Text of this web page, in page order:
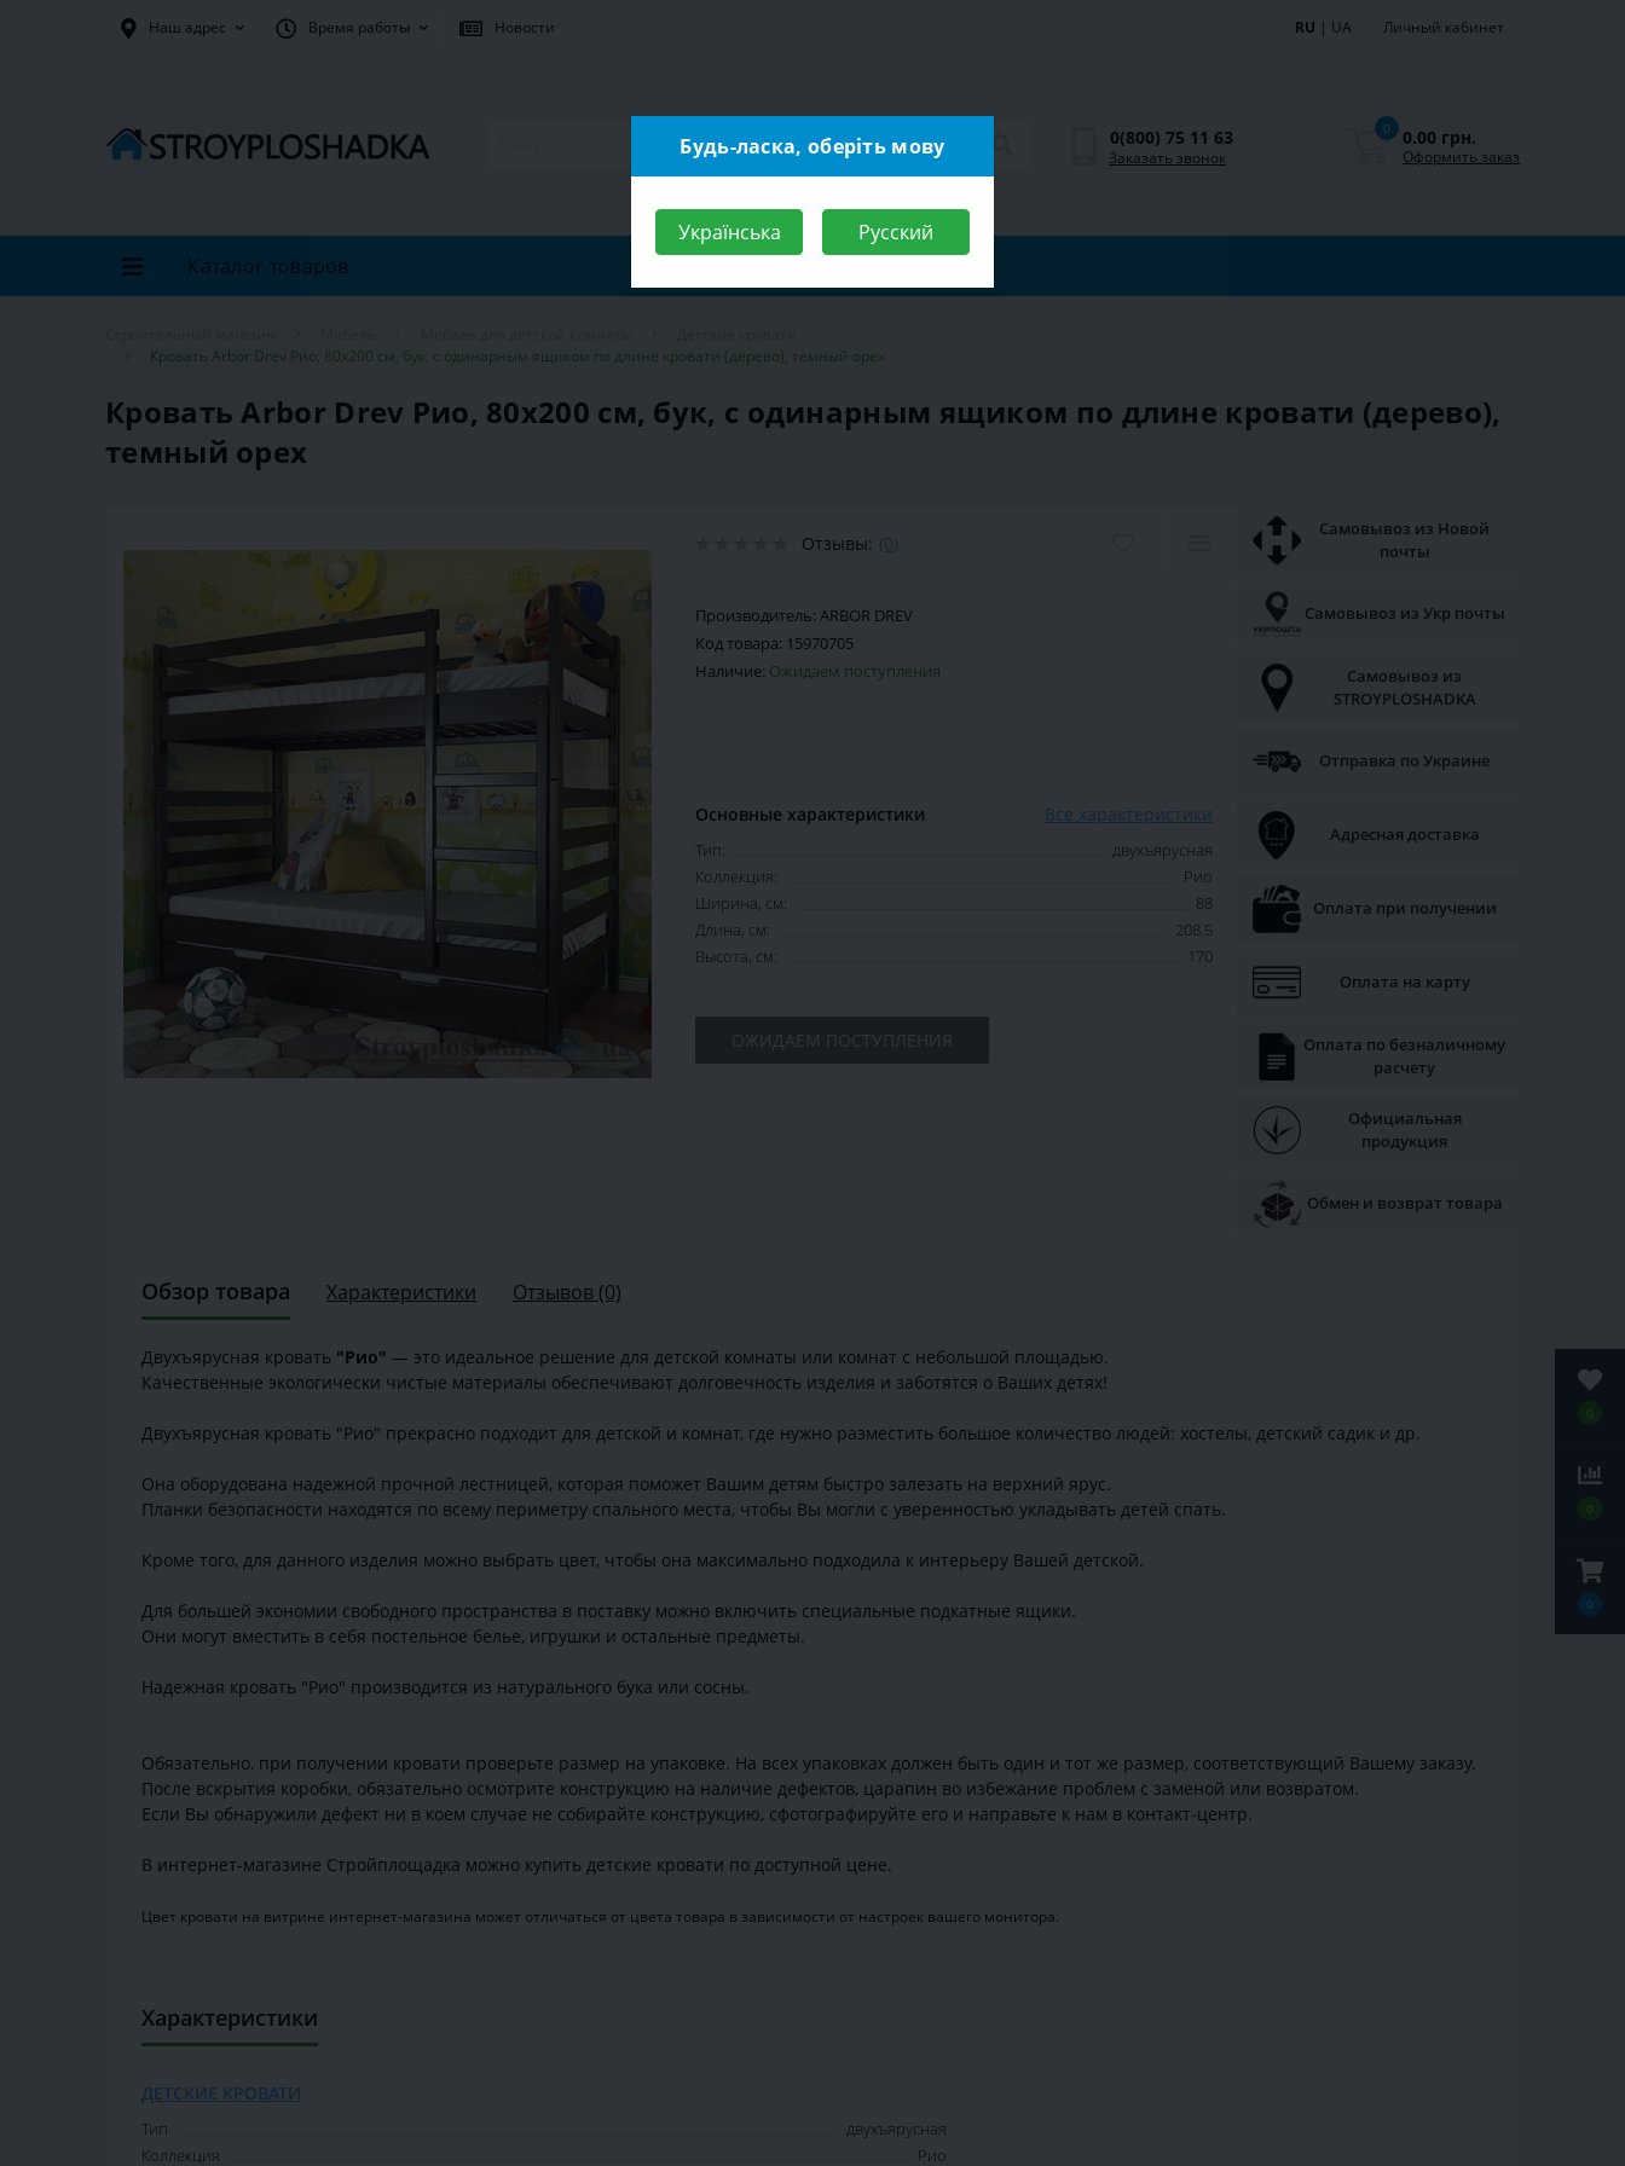
0
0
0
Наш адрес Время работы Новости RU | UA Личный кабинет
0(800) 75 11 63
Заказать звонок
0 0.00 грн.
Оформить заказ
Каталог товаров
Кровать Arbor Drev Рио, 80х200 см, бук, с одинарным ящиком по длине кровати (дерево), темный орех
Кровать Arbor Drev Рио, 80х200 см, бук, с одинарным ящиком по длине кровати (дерево),
темный орех
Отзывы: (0)
Производитель: ARBOR DREV
Код товара: 15970705
Наличие: Ожидаем поступления
Основные характеристики Все характеристики
Тип:
двухъярусная
Коллекция:
Рио
Ширина, см:
88
Длина, см:
208.5
Высота, см:
170
ОЖИДАЕМ ПОСТУПЛЕНИЯ
Самовывоз из Новой
почты
Самовывоз из Укр почты
Самовывоз из
STROYPLOSHADKA
Отправка по Украине
Адресная доставка
Оплата при получении
Оплата на карту
Оплата по безналичному
расчету
Официальная
продукция
Обмен и возврат товара
Обзор товара Характеристики Отзывов (0)
Двухъярусная кровать "Рио" — это идеальное решение для детской комнаты или комнат с небольшой площадью.
Качественные экологически чистые материалы обеспечивают долговечность изделия и заботятся о Ваших детях!
Двухъярусная кровать "Рио" прекрасно подходит для детской и комнат, где нужно разместить большое количество людей: хостелы, детский садик и др.
Она оборудована надежной прочной лестницей, которая поможет Вашим детям быстро залезать на верхний ярус.
Планки безопасности находятся по всему периметру спального места, чтобы Вы могли с уверенностью укладывать детей спать.
Кроме того, для данного изделия можно выбрать цвет, чтобы она максимально подходила к интерьеру Вашей детской.
Для большей экономии свободного пространства в поставку можно включить специальные подкатные ящики.
Они могут вместить в себя постельное белье, игрушки и остальные предметы.
Надежная кровать "Рио" производится из натурального бука или сосны.
Обязательно, при получении кровати проверьте размер на упаковке. На всех упаковках должен быть один и тот же размер, соответствующий Вашему заказу.
После вскрытия коробки, обязательно осмотрите конструкцию на наличие дефектов, царапин во избежание проблем с заменой или возвратом.
Если Вы обнаружили дефект ни в коем случае не собирайте конструкцию, сфотографируйте его и направьте к нам в контакт-центр.
В интернет-магазине Стройплощадка можно купить детские кровати по доступной цене.
Цвет кровати на витрине интернет-магазина может отличаться от цвета товара в зависимости от настроек вашего монитора.
Характеристики
ДЕТСКИЕ КРОВАТИ
Тип
двухъярусная
Коллекция
Рио
Будь-ласка, оберіть мову
Українська Русский